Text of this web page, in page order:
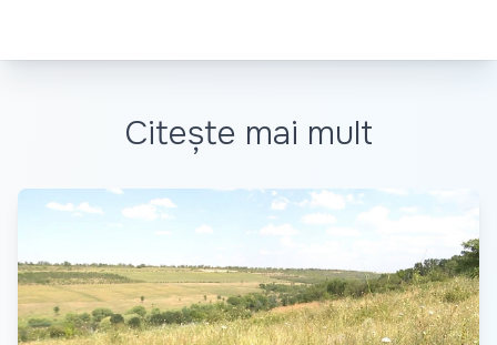
Citește mai mult